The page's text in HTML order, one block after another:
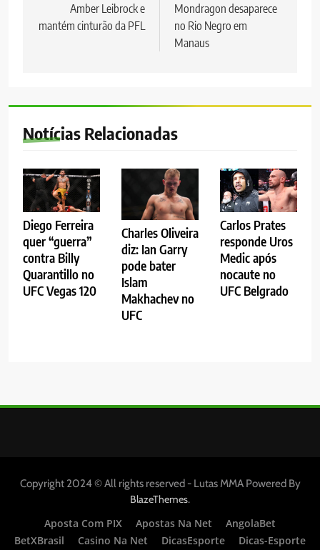
Post
Amber Leibrock e
mantém cinturão da PFL
Mondragon desaparece
no Rio Negro em
Manaus
Notícias Relacionadas
Diego Ferreira
quer “guerra”
contra Billy
Quarantillo no
UFC Vegas 120
Charles Oliveira
diz: Ian Garry
pode bater
Islam
Makhachev no
UFC
Carlos Prates
responde Uros
Medic após
nocaute no
UFC Belgrado
Copyright 2024 © All rights reserved - Lutas MMA Powered By
BlazeThemes.
Aposta Com PIX
Apostas Na Net
AngolaBet
BetXBrasil
Casino Na Net DicasEsporte Dicas-Esporte